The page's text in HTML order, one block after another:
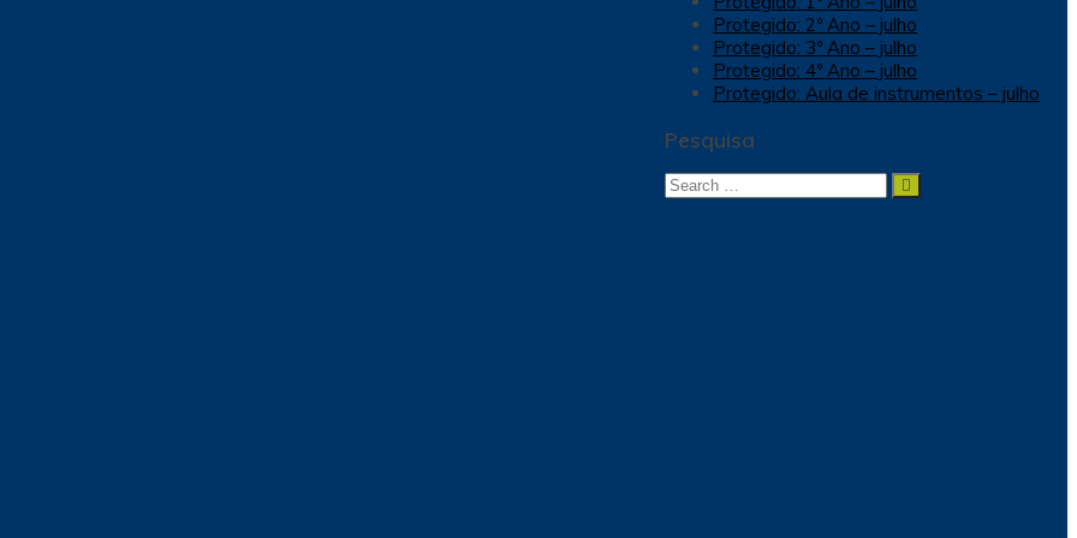
Protegido: 2º Ano – julho
Protegido: 3º Ano – julho
Protegido: 4º Ano – julho
Protegido: Aula de instrumentos – julho
Pesquisa
Search
Search